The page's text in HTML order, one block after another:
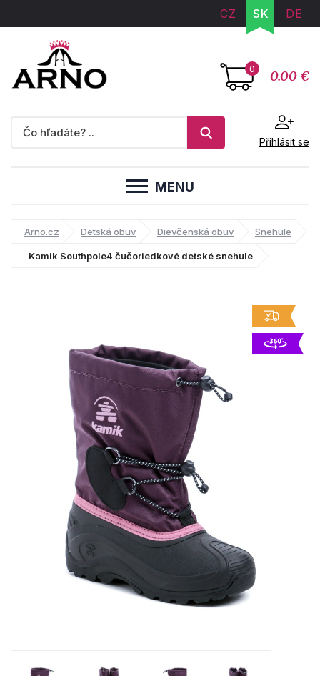
CZ SK DE
0 0.00 €
Přihlásit se
MENU
Arno.cz Detská obuv Dievčenská obuv Snehule
Kamik Southpole4 čučoriedkové detské snehule